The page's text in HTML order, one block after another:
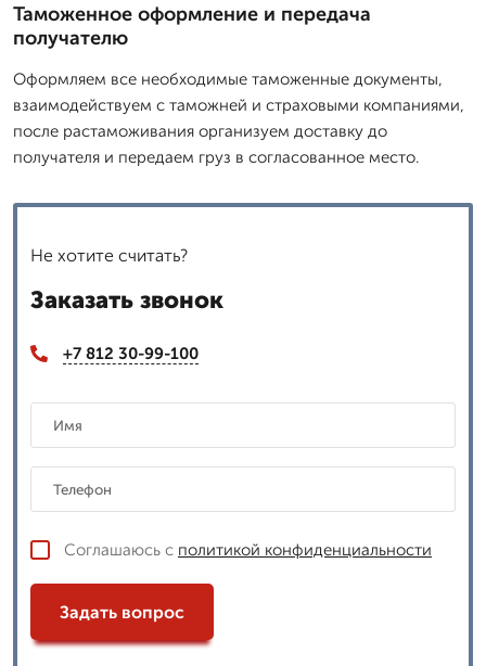
Таможенное оформление и передача
получателю
Оформляем все необходимые таможенные документы,
взаимодействуем с таможней и страховыми компаниями,
после растаможивания организуем доставку до
получателя и передаем груз в согласованное место.
Не хотите считать?
Заказать звонок
+7 812 30-99-100
Соглашаюсь с политикой конфиденциальности
Задать вопрос